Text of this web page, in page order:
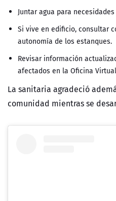
Juntar agua para
Si vive en edificio, consultar
autonomía de los estanques.
Revisar información
afectados en la Oficina
La sanitaria agradeció
comunidad mientras se